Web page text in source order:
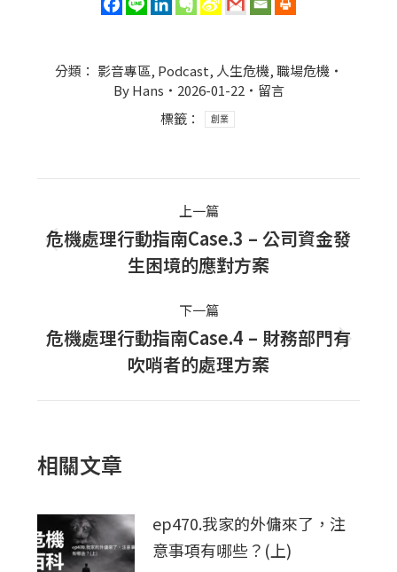
分類： 影音專區, Podcast, 人生危機,職場危機
ByHans 2026-01-22
留言
標籤：
創業
navigation
上一篇
上
一
篇
文
章：
危機處理行動指南Case.3 – 公司資金發
生困境的應對方案
下一篇
下
一
篇
危機處理行動指南Case.4 – 財務部門有
吹哨者的處理方案
相關文章
ep470.我家的外傭來了，注
意事項有哪些？(上)